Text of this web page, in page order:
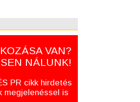
VAN?
NÁLUNK!
PR cikk hirdetés
megjelenéssel is